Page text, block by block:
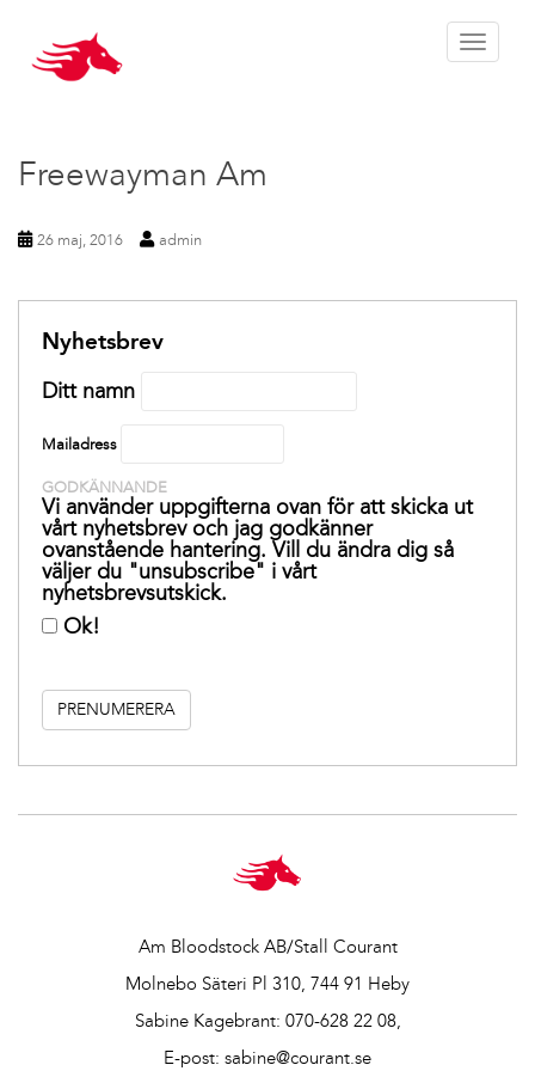
Toggle
Freewayman Am
26 maj, 2016 admin
Nyhetsbrev
Ditt namn
Mailadress
GODKÄNNANDE
Vi använder uppgifterna ovan för att skicka ut
vårt nyhetsbrev och jag godkänner
ovanstående hantering. Vill du ändra dig så
väljer du "unsubscribe" i vårt
nyhetsbrevsutskick.
Ok!
Am Bloodstock AB/Stall Courant
Molnebo Säteri Pl 310, 744 91 Heby
Sabine Kagebrant: 070-628 22 08,
E-post: sabine@courant.se